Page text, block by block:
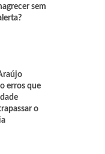
sem
erros que
o